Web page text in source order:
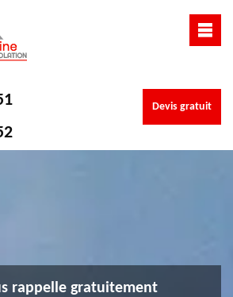
Devis gratuit
rappelle gratuitement